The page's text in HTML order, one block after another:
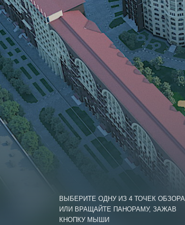
ВЫБЕРИТЕ ОДНУ ИЗ 4 ТОЧЕК ОБЗОРА
ИЛИ ВРАЩАЙТЕ ПАНОРАМУ, ЗАЖАВ
КНОПКУ МЫШИ